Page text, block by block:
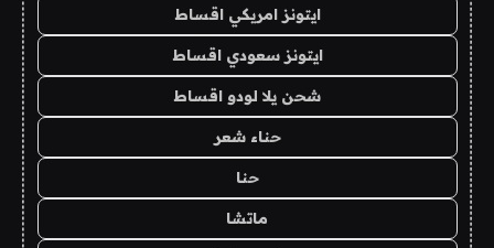
ايتونز امريكي اقساط
ايتونز سعودي اقساط
شحن يلا لودو اقساط
حناء شعر
حنا
ماتشا